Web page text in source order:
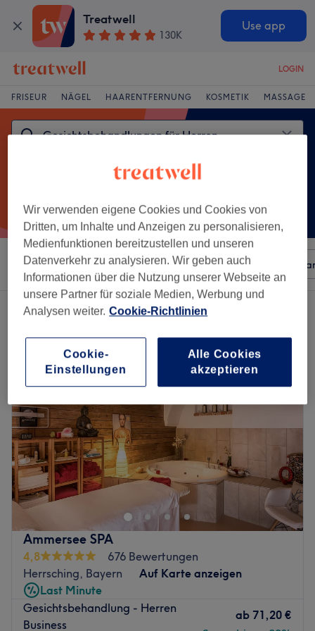
Treatwell
130K
Use app
LOGIN
FRISEUR NÄGEL HAARENTFERNUNG KOSMETIK MASSAGE
Sortieren nach Beliebiger Preis Besonderheiten
Ein Salon, der anbietet:
gesichtsbehandlungen für herren in Herrsching, Bayern
Ammersee SPA
4,8
676 Bewertungen
Herrsching, Bayern
Auf Karte anzeigen
Last Minute
Gesichtsbehandlung - Herren
Business
ab 71,20 €
Wir verwenden eigene Cookies und Cookies von
Dritten, um Inhalte und Anzeigen zu personalisieren,
Medienfunktionen bereitzustellen und unseren
Datenverkehr zu analysieren. Wir geben auch
Informationen über die Nutzung unserer Webseite an
unsere Partner für soziale Medien, Werbung und
Analysen weiter. Cookie-Richtlinien
Cookie-
Einstellungen
Alle Cookies
akzeptieren